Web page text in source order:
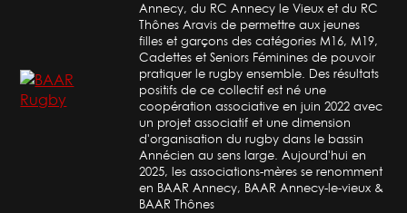
Annecy, du RC Annecy le Vieux et du RC
Thônes Aravis de permettre aux jeunes
filles et garçons des catégories M16, M19,
Cadettes et Seniors Féminines de pouvoir
pratiquer le rugby ensemble. Des résultats
positifs de ce collectif est né une
coopération associative en juin 2022 avec
un projet associatif et une dimension
d'organisation du rugby dans le bassin
Annécien au sens large. Aujourd'hui en
2025, les associations-mères se renomment
en BAAR Annecy, BAAR Annecy-le-vieux &
BAAR Thônes